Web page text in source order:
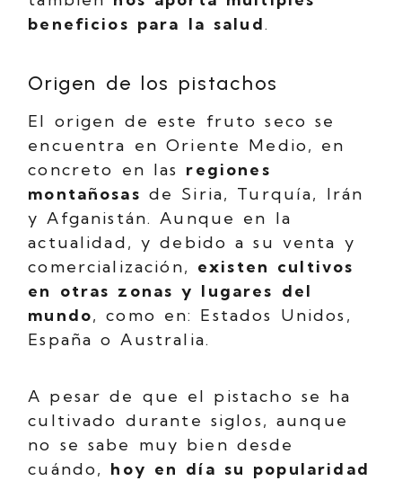
beneficios para la salud.
Origen de los pistachos
El origen de este fruto seco se
encuentra en Oriente Medio, en
concreto en las regiones
montañosas de Siria, Turquía, Irán
y Afganistán. Aunque en la
actualidad, y debido a su venta y
comercialización, existen cultivos
en otras zonas y lugares del
mundo, como en: Estados Unidos,
España o Australia.
A pesar de que el pistacho se ha
cultivado durante siglos, aunque
no se sabe muy bien desde
cuándo, hoy en día su popularidad